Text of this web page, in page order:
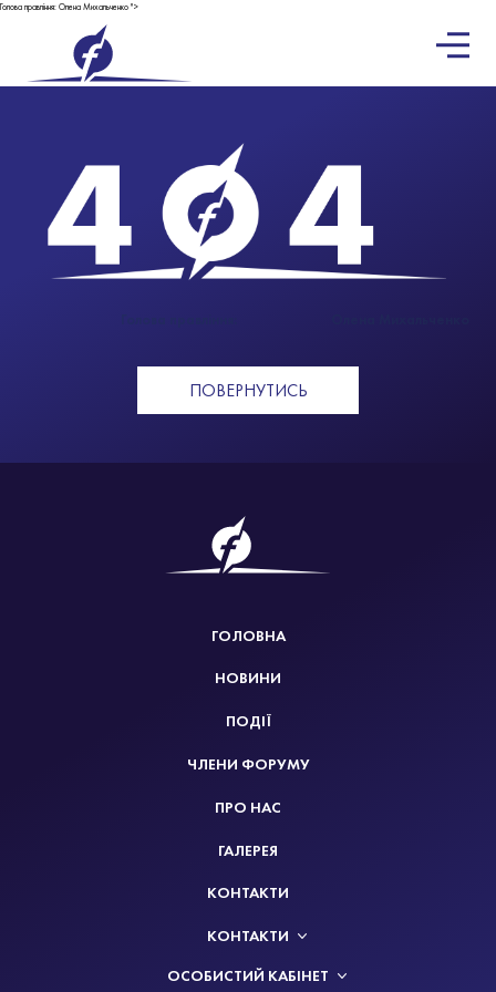
Голова правління: Олена Михальченко ">
ПОВЕРНУТИСЬ
ГОЛОВНА
НОВИНИ
ПОДІЇ
ЧЛЕНИ ФОРУМУ
ПРО НАС
ГАЛЕРЕЯ
КОНТАКТИ
ОСОБИСТИЙ КАБІНЕТ
КОНТАКТИ